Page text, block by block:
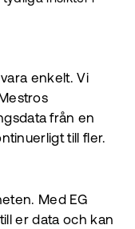
enkelt. Vi
från en
till fler.
Med EG
er data och kan